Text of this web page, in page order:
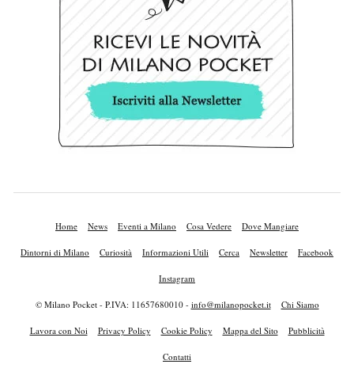
Home News Eventi a Milano Cosa Vedere Dove Mangiare
Dintorni di Milano Curiosità Informazioni Utili Cerca Newsletter Facebook
Instagram
© Milano Pocket - P.IVA: 11657680010 - info@milanopocket.it Chi Siamo
Lavora con Noi Privacy Policy Cookie Policy Mappa del Sito Pubblicità
Contatti